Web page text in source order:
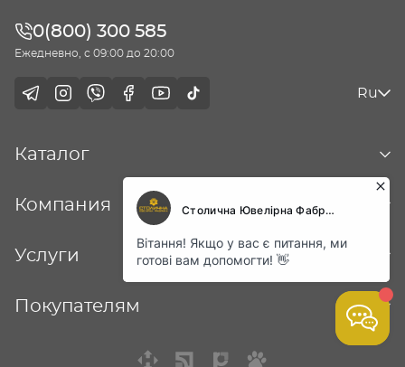
0(800) 300 585
Ежедневно, с 09:00 до 20:00
Ru
Каталог
Компания
Услуги
Покупателям